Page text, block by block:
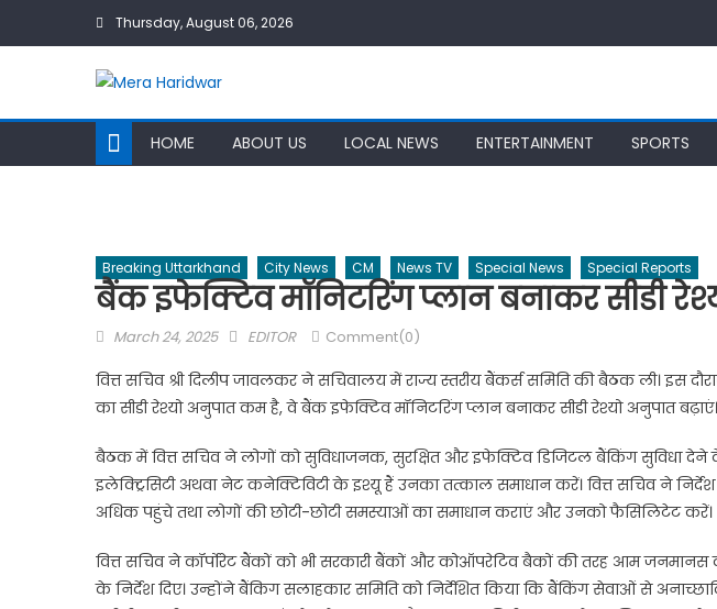
Thursday, August 06, 2026
HOME ABOUT US LOCAL NEWS ENTERTAINMENT SPORTS
Breaking Uttarkhand City News CM News TV Special News Special Reports
बैंक इफेक्टिव मॉनिटरिंग प्लान बनाकर सीडी
Posted
March 24, 2025 Author
EDITOR Comment(0)
वित्त सचिव श्री दिलीप जावलकर ने सचिवालय में राज्य स्तरीय बैंकर्स समिति की बैठक ली। इस
का सीडी रेश्यो अनुपात कम है, वे बैंक इफेक्टिव मॉनिटरिंग प्लान बनाकर सीडी रेश्यो अनुपात बढ़ाएं।
बैठक में वित्त सचिव ने लोगों को सुविधाजनक, सुरक्षित और इफेक्टिव डिजिटल बैंकिंग सुविधा देने
इलेक्ट्रिसिटी अथवा नेट कनेक्टिविटी के इश्यू हैं उनका तत्काल समाधान करें। वित्त सचिव ने
अधिक पहुंचे तथा लोगों की छोटी-छोटी समस्याओं का समाधान कराएं और उनको फैसिलिटेट करें।
वित्त सचिव ने कॉर्पोरेट बैंकों को भी सरकारी बैंकों और कोऑपरेटिव बैकों की तरह आम जनमानस
के निर्देश दिए। उन्होंने बैंकिग सलाहकार समिति को निर्देशित किया कि बैंकिंग सेवाओं से